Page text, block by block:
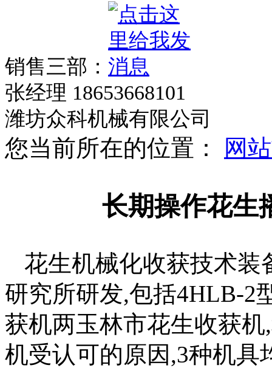
销售三部：
张经理 18653668101
潍坊众科机械有限公司
您当前所在的位置： 网
长期操作花生
花生机械化收获技术装
研究所研发,包括4HLB-2
获机两玉林市花生收获
机受认可的原因,3种机具